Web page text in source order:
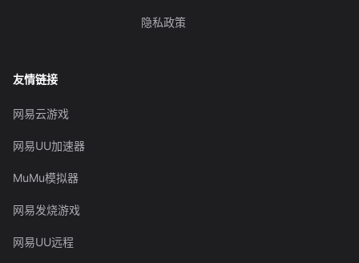
隐私政策
友情链接
网易云游戏
网易UU加速器
MuMu模拟器
网易发烧游戏
网易UU远程